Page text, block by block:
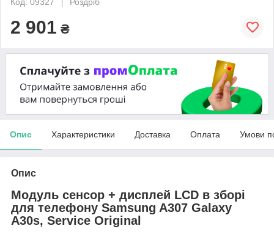
2 901 ₴
Опис Характеристики Доставка Оплата Умови
Опис
Модуль сенсор + дисплей LCD в зборі
для телефону Samsung A307 Galaxy
A30s, Service Original